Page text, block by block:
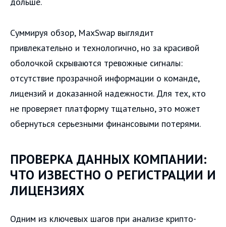
Суммируя обзор, MaxSwap выглядит
привлекательно и технологично, но за красивой
оболочкой скрываются тревожные сигналы:
отсутствие прозрачной информации о команде,
лицензий и доказанной надежности. Для тех, кто
не проверяет платформу тщательно, это может
обернуться серьезными финансовыми потерями.
ПРОВЕРКА ДАННЫХ КОМПАНИИ:
ЧТО ИЗВЕСТНО О РЕГИСТРАЦИИ И
ЛИЦЕНЗИЯХ
Одним из ключевых шагов при анализе крипто-